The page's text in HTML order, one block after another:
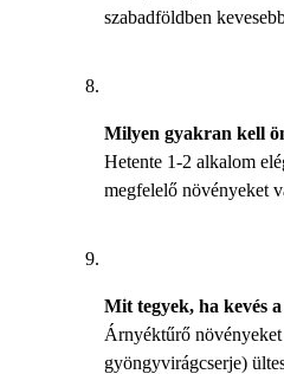
szabadföldben
Milyen gyakran kell
Hetente 1-2 alkalom
megfelelő növényeket
Mit tegyek, ha kevés
Árnyéktűrő növényeket
gyöngyvirágcserje)